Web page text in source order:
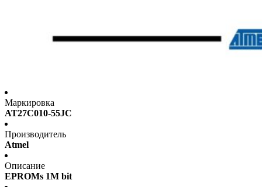
Маркировка
AT27C010-55JC
Производитель
Atmel
Описание
EPROMs 1M bit